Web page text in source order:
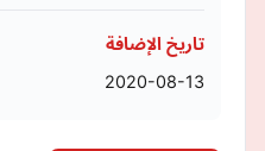
تاريخ الإضافة
2020-08-13